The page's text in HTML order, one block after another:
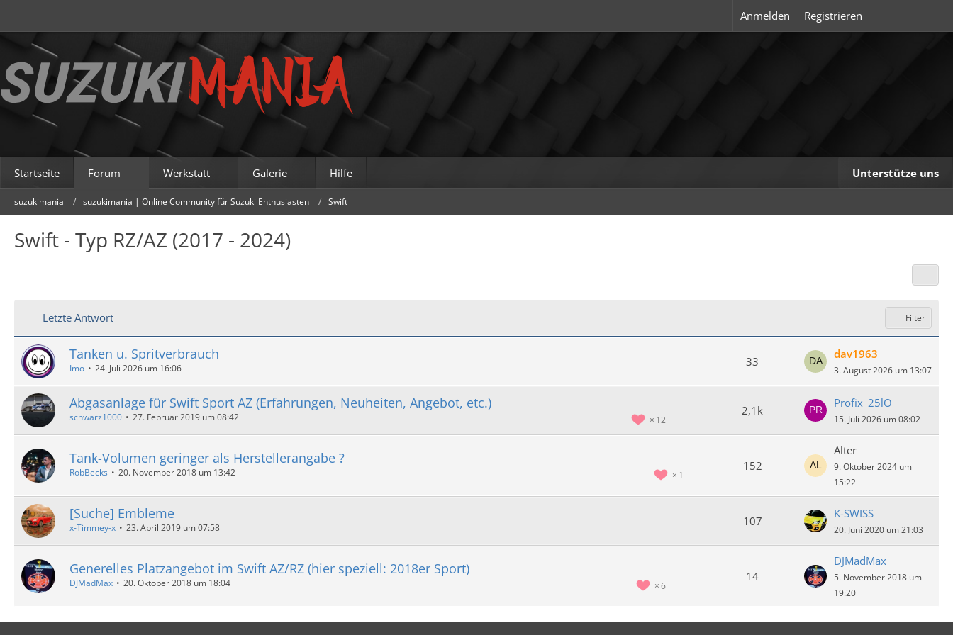
Anmelden Registrieren
Startseite Forum Werkstatt Galerie Hilfe Unterstütze uns
suzukimania suzukimania | Online Community für Suzuki Enthusiasten Swift
Swift - Typ RZ/AZ (2017 - 2024)
Letzte Antwort Filter
Tanken u. Spritverbrauch
Imo 24. Juli 2026 um 16:06 33
dav1963
3. August 2026 um 13:07
Abgasanlage für Swift Sport AZ (Erfahrungen, Neuheiten, Angebot, etc.)
12
schwarz1000 27. Februar 2019 um 08:42 2,1k
Profix_25lO
15. Juli 2026 um 08:02
Tank-Volumen geringer als Herstellerangabe ?
1
RobBecks 20. November 2018 um 13:42 152
Alter
9. Oktober 2024 um
15:22
[Suche] Embleme
x-Timmey-x 23. April 2019 um 07:58 107
K-SWISS
20. Juni 2020 um 21:03
Generelles Platzangebot im Swift AZ/RZ (hier speziell: 2018er Sport)
6
DJMadMax 20. Oktober 2018 um 18:04 14
DJMadMax
5. November 2018 um
19:20